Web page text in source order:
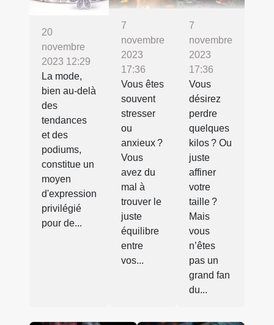
20
novembre
2023 12:29
La mode,
bien au-delà
des
tendances
et des
podiums,
constitue un
moyen
d'expression
privilégié
pour de...
7
novembre
2023
17:36
Vous êtes
souvent
stresser
ou
anxieux ?
Vous
avez du
mal à
trouver le
juste
équilibre
entre
vos...
7
novembre
2023
17:36
Vous
désirez
perdre
quelques
kilos ? Ou
juste
affiner
votre
taille ?
Mais
vous
n’êtes
pas un
grand fan
du...